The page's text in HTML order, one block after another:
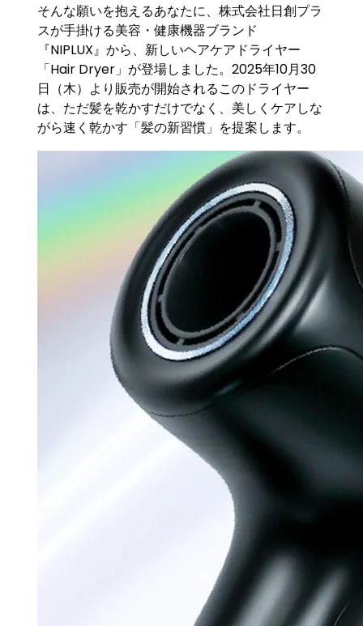
そんな願いを抱えるあなたに、株式会社日創プラ
スが手掛ける美容・健康機器ブランド
『NIPLUX』から、新しいヘアケアドライヤー
「Hair Dryer」が登場しました。2025年10月30
日（木）より販売が開始されるこのドライヤー
は、ただ髪を乾かすだけでなく、美しくケアしな
がら速く乾かす「髪の新習慣」を提案します。